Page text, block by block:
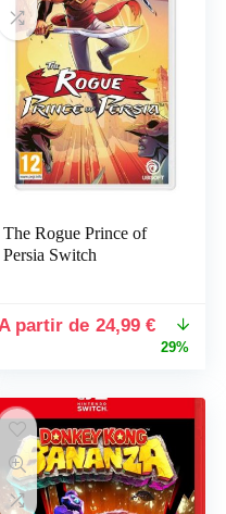
The Rogue Prince of
Persia Switch
Le
€.
24,99€Le
prix
29%